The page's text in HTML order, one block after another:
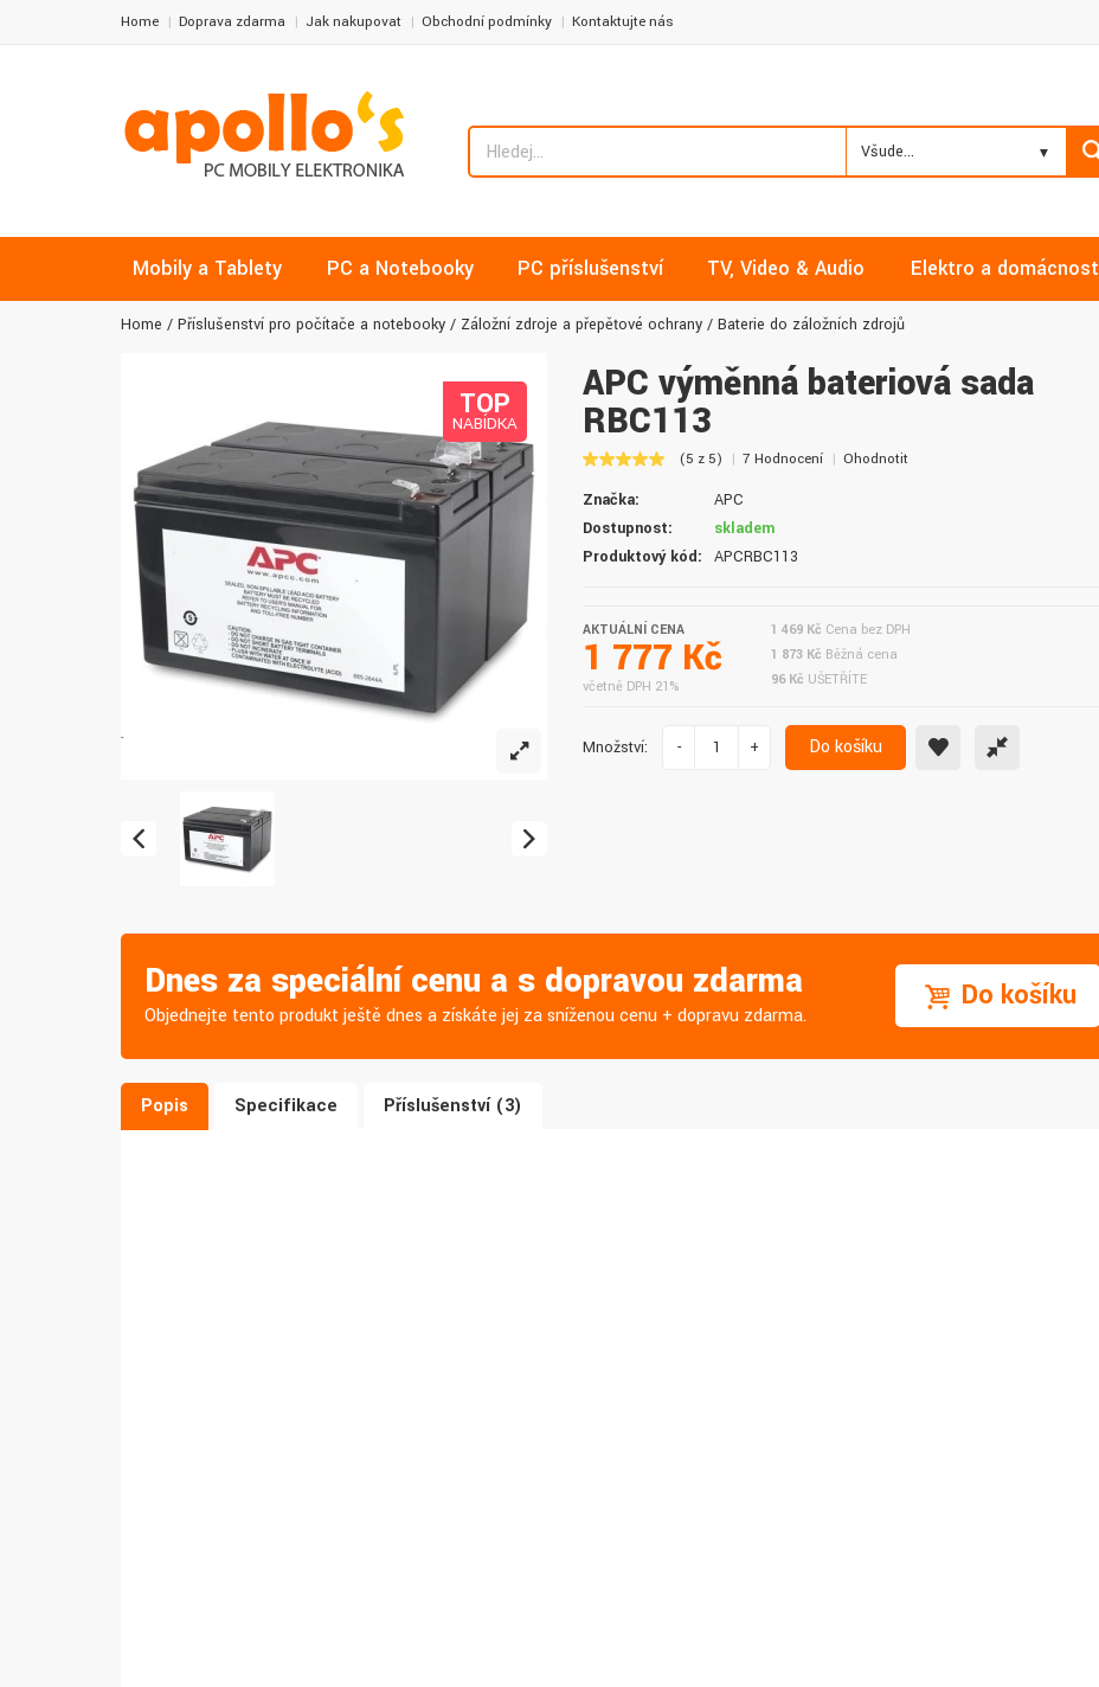
Home Doprava zdarma Jak nakupovat Obchodní podmínky Kontaktujte nás
Všude...
Mobily a Tablety PC a Notebooky PC příslušenství TV, Video & Audio Elektro a domácnost
Home Příslušenství pro počítače a notebooky Záložní zdroje a přepěťové ochrany Baterie do záložních zdrojů
TOP
NABÍDKA
APC výměnná bateriová sada
RBC113
(5 z 5) 7 Hodnocení Ohodnotit
Značka:
APC
Dostupnost:
skladem
Produktový kód:
APCRBC113
AKTUÁLNÍ CENA
1 777 Kč
včetně DPH 21%
1 469 Kč Cena bez DPH
1 873 Kč Běžná cena
96 Kč UŠETŘÍTE
Množství: - + Do košíku
Dnes za speciální cenu a s dopravou zdarma
Objednejte tento produkt ještě dnes a získáte jej za sníženou cenu + dopravu zdarma.
Do košíku
Popis Specifikace Příslušenství (3)
Milan, Mělník
vždy v pořádku. Vše skladem a za
normální ceny. Třešničkou na dortu je
doručení do druhého dne.